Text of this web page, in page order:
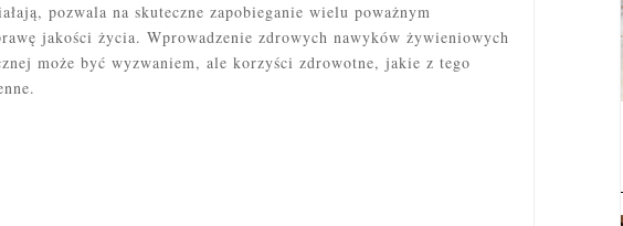
pozwala na skuteczne zapobieganie wielu poważnym
jakości życia. Wprowadzenie zdrowych nawyków żywieniowych
może być wyzwaniem, ale korzyści zdrowotne, jakie z tego